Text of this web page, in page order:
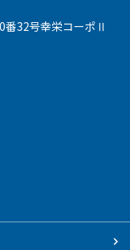
番32号幸栄コーポⅡ